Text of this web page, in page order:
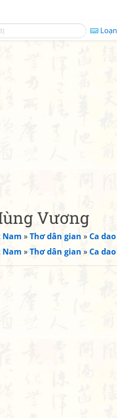
Loạn
Vương
Nam »Thơ dân gian » Ca dao
Nam »Thơ dân gian » Ca dao